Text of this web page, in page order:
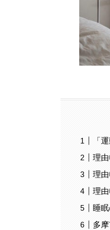
「
理
理
理
睡
多